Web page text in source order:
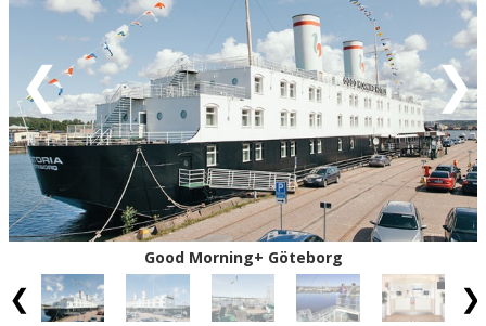
Röd = ankomstdatum är fullbokad.
Vit = ingen ankomst möjlig
Eventuell rabatt är avdragen från de angivna priserna.
Good Morning+ Göteborg